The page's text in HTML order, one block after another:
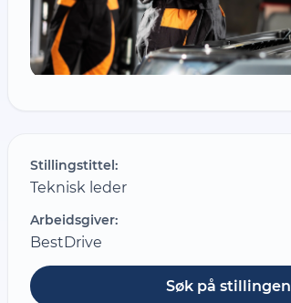
Stillingstittel:
Teknisk leder
Arbeidsgiver:
BestDrive
Søk på stillingen